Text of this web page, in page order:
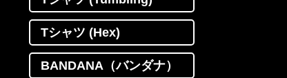
Tシャツ (Hex)
BANDANA（バンダナ）